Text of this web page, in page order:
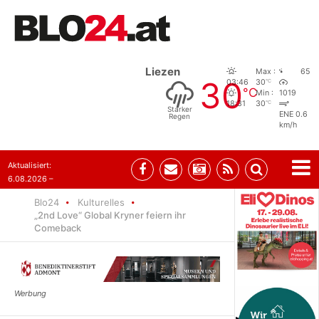
Liezen
Starker
Regen
30°C
03:46
18:31
Max :
30°C
Min :
30°C
65
1019
ENE 0.6
km/h
Aktualisiert:
6.08.2026 –
Blo24
Kulturelles
„2nd Love“ Global Kryner feiern ihr
Comeback